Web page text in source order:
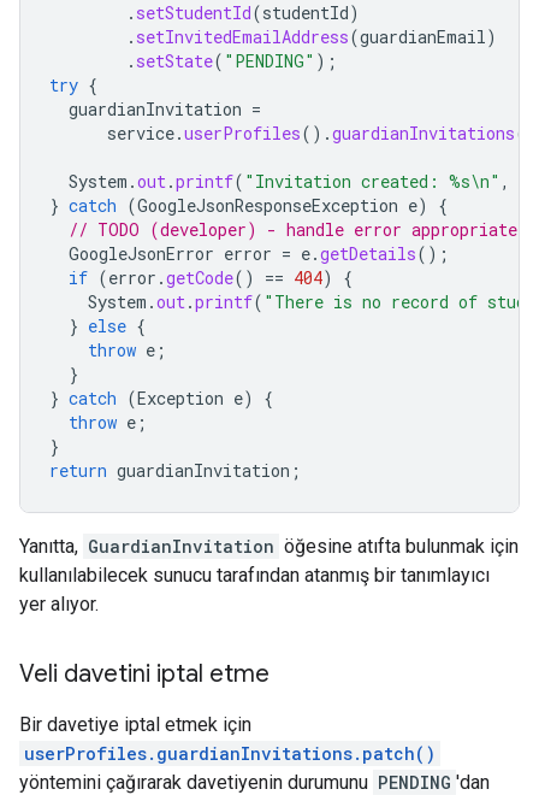
. setStudentId(studentId)
. setInvitedEmailAddress(guardianEmail )
. setState( "PENDING" );
try {
guardianInvitation =
service.userProfiles().guardianInvitations
System .out .printf( "Invitation created: %s\n" ,
} catch (GoogleJsonResponseException e)
{
// TODO (developer) - handle error appropriately
GoogleJsonError error = e.getDetails();
if (error .getCode() == 404)
{
System .out .printf( "There is no record of
} else {
throw e ;
}
} catch (Exception e)
{
throw e ;
}
return guardianInvitation ;
Yanıtta, GuardianInvitation öğesine atıfta bulunmak için
kullanılabilecek sunucu tarafından atanmış bir tanımlayıcı
yer alıyor.
Veli davetini iptal etme
Bir davetiye iptal etmek için
userProfiles.guardianInvitations.patch()
yöntemini çağırarak davetiyenin durumunu PENDING 'dan